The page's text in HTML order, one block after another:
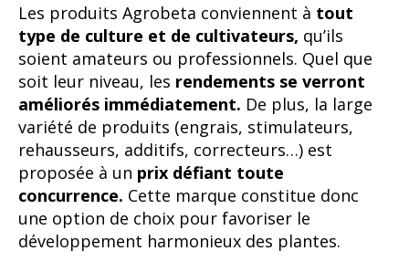
Les produits Agrobeta conviennent à tout
type de culture et de cultivateurs, qu’ils
soient amateurs ou professionnels. Quel que
soit leur niveau, les rendements se verront
améliorés immédiatement. De plus, la large
variété de produits (engrais, stimulateurs,
rehausseurs, additifs, correcteurs…) est
proposée à un prix défiant toute
concurrence. Cette marque constitue donc
une option de choix pour favoriser le
développement harmonieux des plantes.